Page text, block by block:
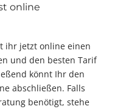
online
ihr jetzt online einen
und den besten Tarif
könnt Ihr den
abschließen. Falls
benötigt, stehe